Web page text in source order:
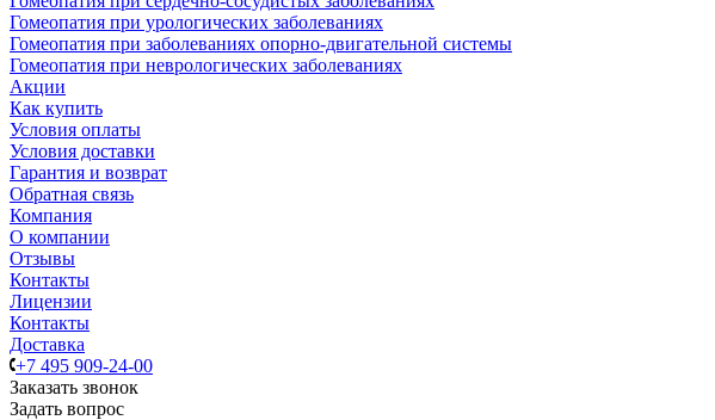
Гомеопатия при урологических заболеваниях
Гомеопатия при заболеваниях опорно-двигательной системы
Гомеопатия при неврологических заболеваниях
Акции
Как купить
Условия оплаты
Условия доставки
Гарантия и возврат
Обратная связь
Компания
О компании
Отзывы
Контакты
Лицензии
Контакты
Доставка
+7 495 909-24-00
Заказать звонок
Задать вопрос